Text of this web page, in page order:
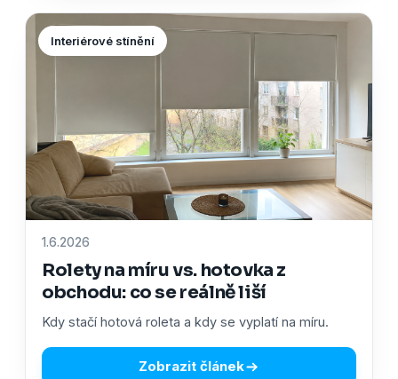
Interiérové stínění
1.6.2026
Rolety na míru vs. hotovka z
obchodu: co se reálně liší
Kdy stačí hotová roleta a kdy se vyplatí na míru.
Zobrazit článek